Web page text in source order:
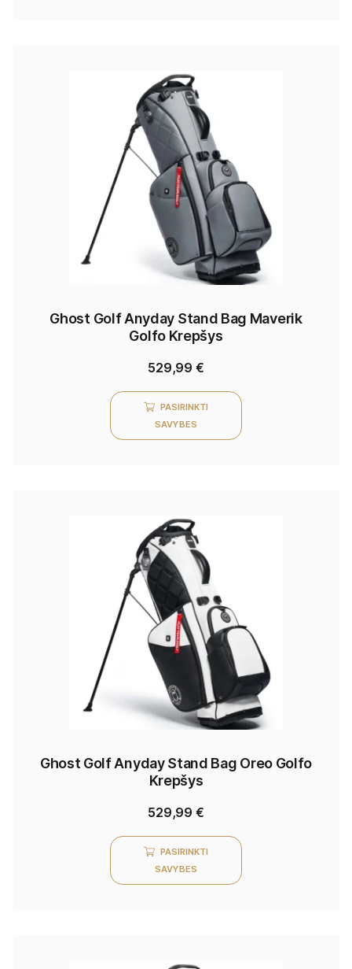
Ghost Golf Anyday Stand Bag Maverik
Golfo Krepšys
529,99 €
PASIRINKTI
SAVYBES
Ghost Golf Anyday Stand Bag Oreo Golfo
Krepšys
529,99 €
PASIRINKTI
SAVYBES